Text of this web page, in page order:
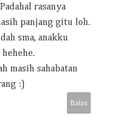
rasanya
panjang gitu loh.
sma, anakku
masih sahabatan
:)
Balas